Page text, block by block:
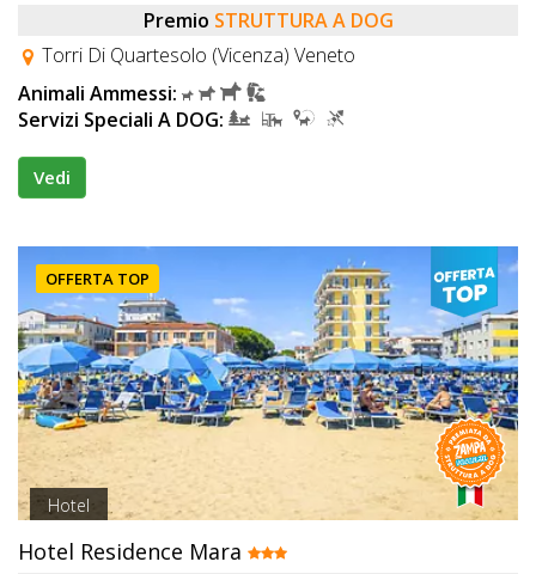
Premio STRUTTURA A DOG
Torri Di Quartesolo (Vicenza) Veneto
Animali Ammessi:
Servizi Speciali A DOG:
Vedi
OFFERTA TOP
Hotel
Hotel Residence Mara